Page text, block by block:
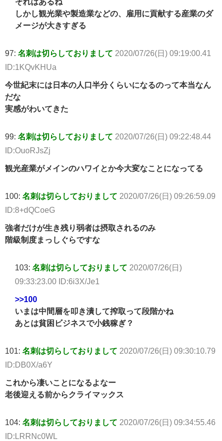
それはあるね
しかし観光業や製造業などの、雇用に貢献する産業のダ
メージが大きすぎる
97: 名刺は切らしておりまして 2020/07/26(日) 09:19:00.41
ID:1KQvKHUa
今世紀末には日本の人口半分くらいになるのって本当なん
だな
実感がわいてきた
99: 名刺は切らしておりまして 2020/07/26(日) 09:22:48.44
ID:OuoRJsZj
観光産業がメインのハワイとか今大変なことになってる
100: 名刺は切らしておりまして 2020/07/26(日) 09:26:59.09
ID:8+dQCoeG
強者だけが生き残り弱者は摂取されるのみ
階級制度まっしぐらですな
103: 名刺は切らしておりまして 2020/07/26(日)
09:33:23.00 ID:6i3X/Je1
>>100
いまは中間層を叩き潰して搾取って段階かね
あとは貧困ビジネスで小銭稼ぎ？
101: 名刺は切らしておりまして 2020/07/26(日) 09:30:10.79
ID:DB0X/a6Y
これから凄いことになるよなー
老後迎える前からクライマックス
104: 名刺は切らしておりまして 2020/07/26(日) 09:34:55.46
ID:LRRNc0WL